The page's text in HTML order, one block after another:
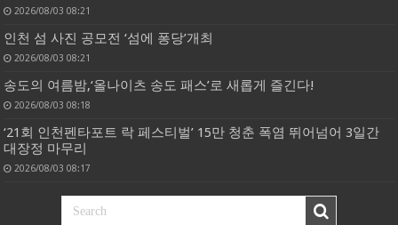
2026/08/03 08:21
인천 섬 사진 공모전 ‘섬에 퐁당’개최
2026/08/03 08:21
송도의 여름밤,‘올나이츠 송도 패스’로 새롭게 즐긴다!
2026/08/03 08:18
‘21회 인천펜타포트 락 페스티벌’ 15만 청춘 폭염 뛰어넘어 3일간
대장정 마무리
2026/08/03 08:17